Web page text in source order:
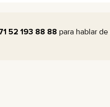
52 193 88 88 para hablar